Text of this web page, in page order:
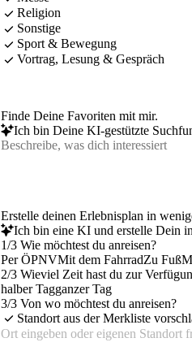
Religion
Sonstige
Sport & Bewegung
Vortrag, Lesung & Gespräch
Finde Deine Favoriten mit mir.
Ich bin Deine KI-gestützte
Erstelle deinen Erlebnisplan in
Ich bin eine KI und erstelle Dein
1/3 Wie möchtest du anreisen?
Per ÖPNVMit dem FahrradZu Fuß
2/3 Wieviel Zeit hast du zur
halber Tagganzer Tag
3/3 Von wo möchtest du anreisen?
Standort aus der Merkliste